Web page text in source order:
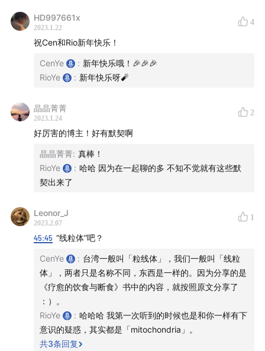
他们并不是想改变食品的成分本身，而是想通过这些成
分配比来改变作为消费者的你。
当你满足了他们以后，他们就会把这种行为模式应用到
生活的方方面面。
PART II ：
「胰岛素阻抗这五个字已经几乎说完了所有后天可能得
到的慢性病。」
「胰岛素阻抗反映的是体内长期营养过剩的情况。一个
人如果随时都在吃糖、吃淀粉类的食物，胰岛素自然会
高起来，但身体撑到一个地步，也就不再接受胰岛素的
——高血压、高血糖、高血脂。」
胞的一个机制，让你的身体内部运作正常。」
就像你的身体里面有很多地方出现了火灾，那相应就会
有很多的消防员去救火，这个时候大家并不是去灭火，
而是去灭消防员。
如果改变起来很痛苦，那一定是有别的更快乐的去改变
的方式。
HD997661x
2023.1.22
4
祝Cen和Rio新年快乐！
CenYe : 新年快乐哦！🎉🎉🎉
RioYe
: 新年快乐呀🧨
晶晶菁菁
2023.1.24
2
好厉害的博主！好有默契啊
晶晶菁菁: 真棒！
RioYe
: 哈哈 因为在一起聊的多 不知不觉就有这些默
契出来了
Leonor_J
2023.2.07
1
45:45 “线粒体”吧？
CenYe : 台湾一般叫「粒线体」，我们一般叫「线粒
体」，两者只是名称不同，东西是一样的。因为分享的是
《疗愈的饮食与断食》书中的内容，就按照原文分享了
：）。
RioYe
: 哈哈哈 我第一次听到的时候也是和你一样有下
意识的疑惑，其实都是「mitochondria」。
共3条回复